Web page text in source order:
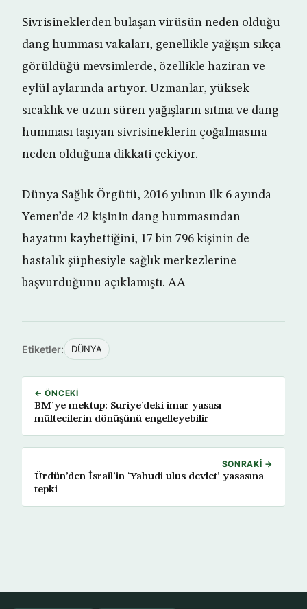
Sivrisineklerden bulaşan virüsün neden olduğu
dang humması vakaları, genellikle yağışın sıkça
görüldüğü mevsimlerde, özellikle haziran ve
eylül aylarında artıyor. Uzmanlar, yüksek
sıcaklık ve uzun süren yağışların sıtma ve dang
humması taşıyan sivrisineklerin çoğalmasına
neden olduğuna dikkati çekiyor.
Dünya Sağlık Örgütü, 2016 yılının ilk 6 ayında
Yemen’de 42 kişinin dang hummasından
hayatını kaybettiğini, 17 bin 796 kişinin de
hastalık şüphesiyle sağlık merkezlerine
başvurduğunu açıklamıştı. AA
Etiketler: DÜNYA
← ÖNCEKI
BM’ye mektup: Suriye’deki imar yasası
mültecilerin dönüşünü engelleyebilir
SONRAKI →
Ürdün’den İsrail’in ‘Yahudi ulus devlet’ yasasına
tepki